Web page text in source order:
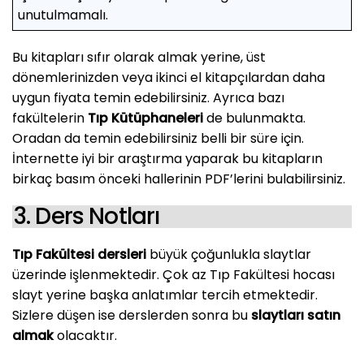
unutulmamalı.
Bu kitapları sıfır olarak almak yerine, üst
dönemlerinizden veya ikinci el kitapçılardan daha
uygun fiyata temin edebilirsiniz. Ayrıca bazı
fakültelerin Tıp Kütüphaneleride bulunmakta.
Oradan da temin edebilirsiniz belli bir süre için.
İnternette iyi bir araştırma yaparak bu kitapların
birkaç basım önceki hallerinin PDF’lerini bulabilirsiniz.
3. Ders Notları
Tıp Fakültesi dersleri büyük çoğunlukla slaytlar
üzerinde işlenmektedir. Çok az Tıp Fakültesi hocası
slayt yerine başka anlatımlar tercih etmektedir.
Sizlere düşen ise derslerden sonra bu slaytları satın
almakolacaktır.